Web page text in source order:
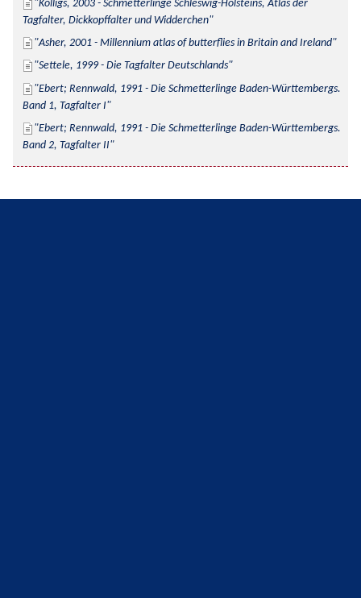
Kolligs, 2003 - Schmetterlinge Schleswig-Holsteins, Atlas der
Tagfalter, Dickkopffalter und Widderchen
Asher, 2001 - Millennium atlas of butterflies in Britain and Ireland
Settele, 1999 - Die Tagfalter Deutschlands
Ebert; Rennwald, 1991 - Die Schmetterlinge Baden-Württembergs.
Band 1, Tagfalter I
Ebert; Rennwald, 1991 - Die Schmetterlinge Baden-Württembergs.
Band 2, Tagfalter II